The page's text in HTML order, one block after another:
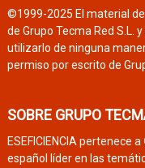
©1999-2025 El material de
de Grupo Tecma Red S.L.
utilizarlo de ninguna
permiso por escrito de
SOBRE GRUPO
ESEFICIENCIA pertenece a
español líder en las